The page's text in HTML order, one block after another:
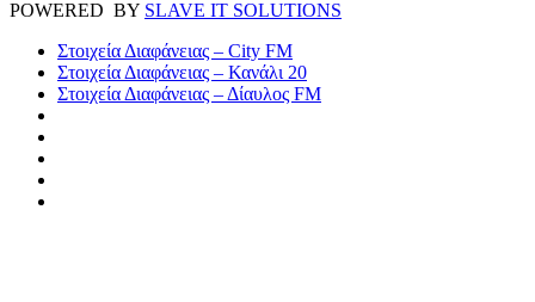
POWERED BY SLAVE IT SOLUTIONS
Στοιχεία Διαφάνειας – City FM
Στοιχεία Διαφάνειας – Κανάλι 20
Στοιχεία Διαφάνειας – Δίαυλος FM